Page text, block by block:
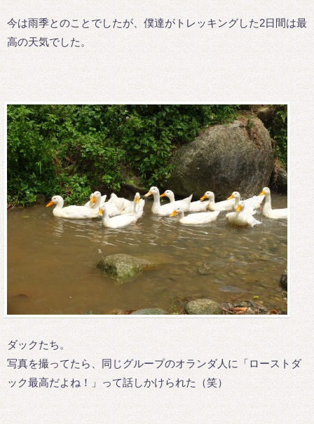
今は雨季とのことでしたが、僕達がトレッキングした2日間は最
高の天気でした。
ダックたち。
写真を撮ってたら、同じグループのオランダ人に「ローストダ
ック最高だよね！」って話しかけられた（笑）